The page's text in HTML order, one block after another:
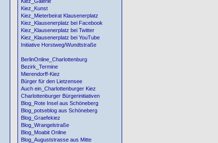
Kiez_Kunst
Kiez_Mieterbeirat Klausenerplatz
Kiez_Klausenerplatz bei Facebook
Kiez_Klausenerplatz bei Twitter
Kiez_Klausenerplatz bei YouTube
Initiative Horstweg/Wundtstraße
BerlinOnline_Charlottenburg
Bezirk_Termine
Mierendorff-Kiez
Bürger für den Lietzensee
Auch ein_Charlottenburger Kiez
Charlottenburger Bürgerinitiativen
Blog_Rote Insel aus Schöneberg
Blog_potseblog aus Schöneberg
Blog_Graefekiez
Blog_Wrangelstraße
Blog_Moabit Online
Blog_Auguststrasse aus Mitte